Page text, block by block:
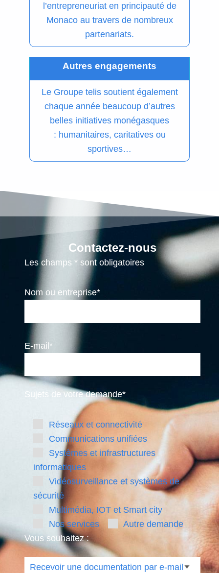
l’entrepreneuriat en principauté de
Monaco au travers de nombreux
partenariats.
Autres engagements
Le Groupe telis soutient également
chaque année beaucoup d’autres
belles initiatives monégasques
: humanitaires, caritatives ou
sportives…
Contactez-nous
Les champs * sont obligatoires
Nom ou entreprise*
E-mail*
Sujets de votre demande*
Réseaux et connectivité
Communications unifiées
Systèmes et infrastructures
informatiques
Vidéosurveillance et systèmes de
sécurité
Multimédia, IOT et Smart city
Nos services
Autre demande
Vous souhaitez :